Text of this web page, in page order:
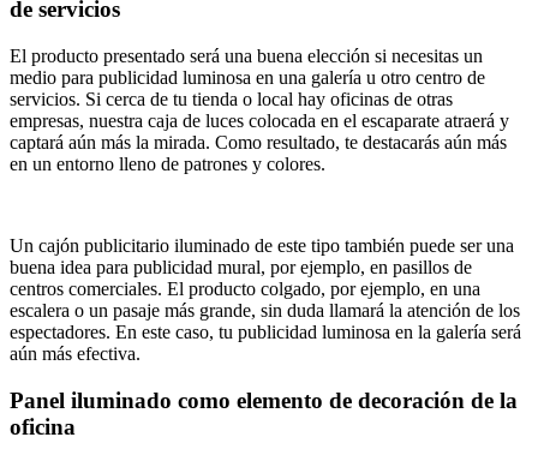
de servicios
El producto presentado será una buena elección si necesitas un
medio para publicidad luminosa en una galería u otro centro de
servicios. Si cerca de tu tienda o local hay oficinas de otras
empresas, nuestra caja de luces colocada en el escaparate atraerá y
captará aún más la mirada. Como resultado, te destacarás aún más
en un entorno lleno de patrones y colores.
Un cajón publicitario iluminado de este tipo también puede ser una
buena idea para publicidad mural, por ejemplo, en pasillos de
centros comerciales. El producto colgado, por ejemplo, en una
escalera o un pasaje más grande, sin duda llamará la atención de los
espectadores. En este caso, tu publicidad luminosa en la galería será
aún más efectiva.
Panel iluminado como elemento de decoración de la
oficina